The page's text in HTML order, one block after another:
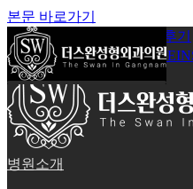
본문 바로가기
공지사항
시술후기
로그인회원가입YOUTUBE
병원소개